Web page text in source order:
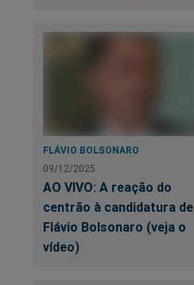
FLÁVIO BOLSONARO
09/12/2025
AO VIVO: A reação do
centrão à candidatura de
Flávio Bolsonaro (veja o
vídeo)